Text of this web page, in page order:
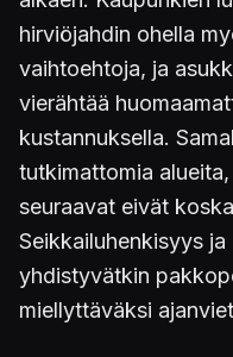
hirviöjahdin ohella
vaihtoehtoja, ja
vierähtää
kustannuksella.
tutkimattomia
seuraavat eivät
Seikkailuhenkisyys
yhdistyvätkin
miellyttäväksi